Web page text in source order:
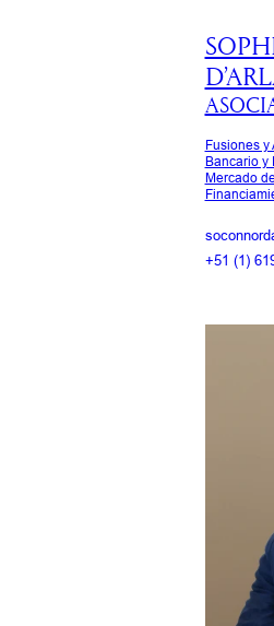
Fusiones y
Bancario y
Mercado
+51 (1)